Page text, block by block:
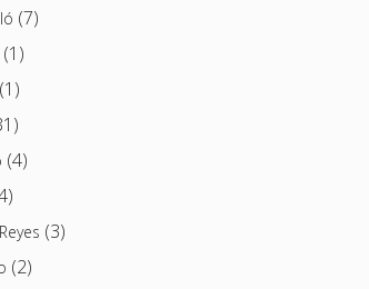
(7)
(1)
(4)
(3)
(2)